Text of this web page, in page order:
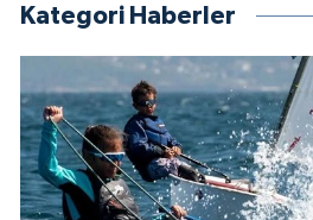
Kategori Haberler